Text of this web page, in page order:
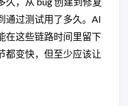
通过测试用了多久。AI
在这些链路时间里留下
都变快，但至少应该让